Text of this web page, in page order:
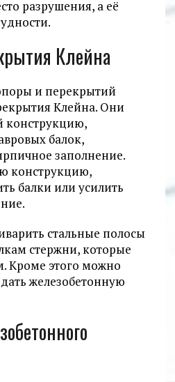
разрушения, а её
Клейна
и перекрытий
Клейна. Они
конструкцию,
балок,
заполнение.
конструкцию,
балки или усилить
стальные полосы
стержни, которые
Кроме этого можно
железобетонную